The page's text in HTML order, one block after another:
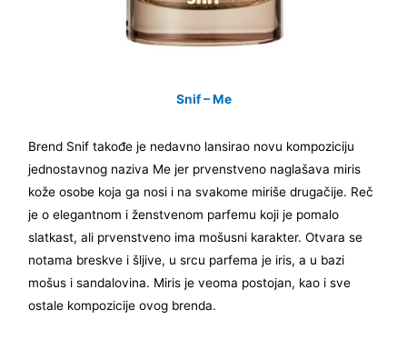
Snif – Me
Brend Snif takođe je nedavno lansirao novu kompoziciju
jednostavnog naziva Me jer prvenstveno naglašava miris
kože osobe koja ga nosi i na svakome miriše drugačije. Reč
je o elegantnom i ženstvenom parfemu koji je pomalo
slatkast, ali prvenstveno ima mošusni karakter. Otvara se
notama breskve i šljive, u srcu parfema je iris, a u bazi
mošus i sandalovina. Miris je veoma postojan, kao i sve
ostale kompozicije ovog brenda.